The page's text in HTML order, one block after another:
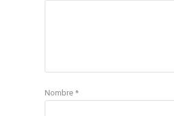
Nombre *